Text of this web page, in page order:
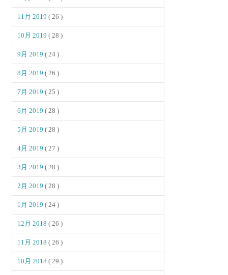
11月 2019( 26 )
10月 2019( 28 )
9月 2019( 24 )
8月 2019( 26 )
7月 2019( 25 )
6月 2019( 28 )
5月 2019( 28 )
4月 2019( 27 )
3月 2019( 28 )
2月 2019( 28 )
1月 2019( 24 )
12月 2018( 26 )
11月 2018( 26 )
10月 2018( 29 )